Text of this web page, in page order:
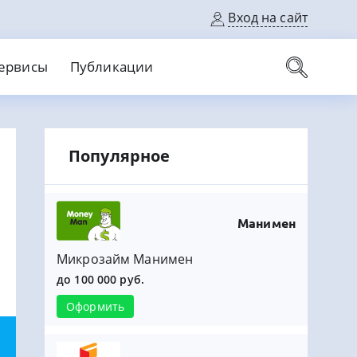
Вход на сайт
Без кредитной истории
Без процентов
Без справок
На банковский счет
Публикации
Популярное
Манимен
Микрозайм Манимен
до 100 000 руб.
Оформить